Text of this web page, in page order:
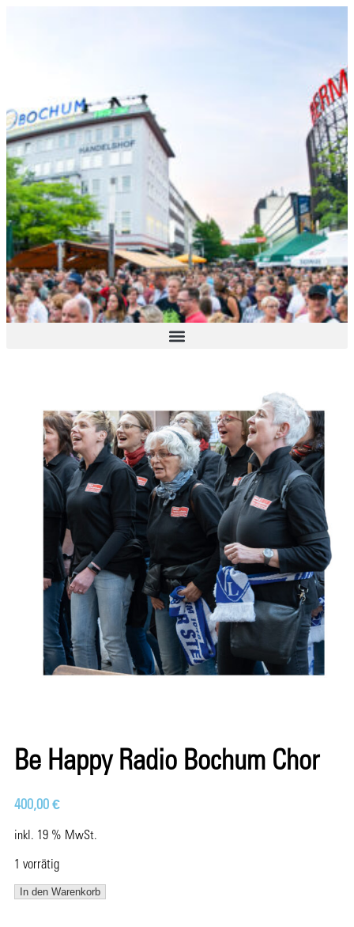
⁠⁠Be Happy Radio Bochum Chor
400,00€
inkl. 19 % MwSt.
1 vorrätig
In den Warenkorb